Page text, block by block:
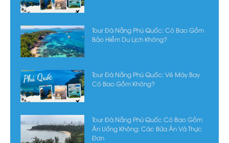
Tour Đà Nẵng Phú Quốc: Có Bao Gồm
Bảo Hiểm Du Lịch Không?
Tour Đà Nẵng Phú Quốc: Vé Máy Bay
Có Bao Gồm Không?
Tour Đà Nẵng Phú Quốc Có Bao Gồm
Ăn Uống Không: Các Bữa Ăn Và Thực
Đơn